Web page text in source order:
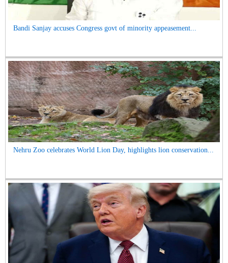
Bandi Sanjay accuses Congress govt of minority appeasement...
Nehru Zoo celebrates World Lion Day, highlights lion conservation...